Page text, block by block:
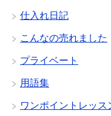
仕入れ日記
こんなの売れました
プライベート
用語集
ワンポイントレッス